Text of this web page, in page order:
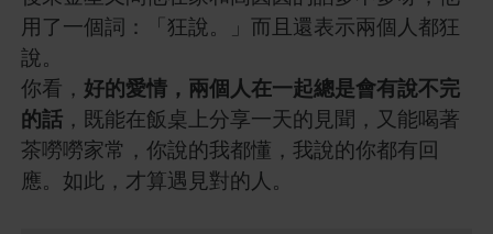
用了一個詞：「狂說。」而且還表示兩個人都狂
說。
你看， 好的愛情，兩個人在一起總是會有說不完
的話 ，既能在飯桌上分享一天的見聞，又能喝著
茶嘮嘮家常，你說的我都懂，我說的你都有回
應。如此，才算遇見對的人。